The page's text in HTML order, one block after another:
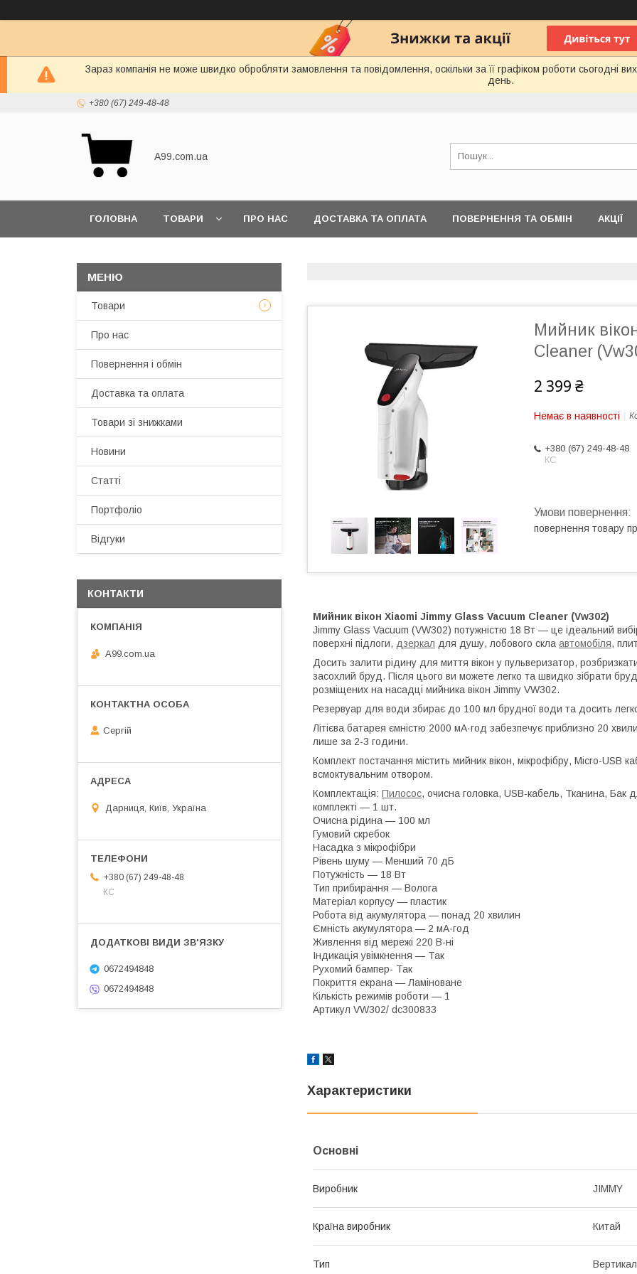
Зараз компанія не може швидко обробляти замовлення та повідомлення, оскільки за її графіком роботи сьогодні
день.
+380 (67) 249-48-48
A99.com.ua
ГОЛОВНА ТОВАРИ ПРО НАС ДОСТАВКА ТА ОПЛАТА ПОВЕРНЕННЯ ТА ОБМІН АКЦІЇ
Мийник
Cleaner
2 399 ₴
Немає в наявності
+380 (67) 249-48-48
КС
повернення товару
Мийник вікон Xiaomi Jimmy Glass Vacuum Cleaner (Vw302)
Jimmy Glass Vacuum (VW302) потужністю 18 Вт — це ідеальний
поверхні підлоги, дзеркал для душу, лобового скла автомобіля,
Досить залити рідину для миття вікон у пульверизатор,
засохлий бруд. Після цього ви можете легко та швидко зібрати
розміщених на насадці мийника вікон Jimmy VW302.
Резервуар для води збирає до 100 мл брудної води та досить
Літієва батарея ємністю 2000 мА·год забезпечує приблизно 20
лише за 2-3 години.
Комплект постачання містить мийник вікон, мікрофібру, Micro-USB
всмоктувальним отвором.
Комплектація: Пилосос, очисна головка, USB-кабель, Тканина, Бак
комплекті — 1 шт.
Очисна рідина — 100 мл
Гумовий скребок
Насадка з мікрофібри
Рівень шуму — Менший 70 дБ
Потужність — 18 Вт
Тип прибирання — Волога
Матеріал корпусу — пластик
Робота від акумулятора — понад 20 хвилин
Ємність акумулятора — 2 мА·год
Живлення від мережі 220 В-ні
Індикація увімкнення — Так
Рухомий бампер- Так
Покриття екрана — Ламіноване
Кількість режимів роботи — 1
Артикул VW302/ dc300833
Характеристики
Основні
Виробник JIMMY
Країна виробник Китай
Тип
Товари
Про нас
Повернення і обмін
Доставка та оплата
Товари зі знижками
Новини
Статті
Портфоліо
Відгуки
КОНТАКТИ
A99.com.ua
Сергій
Дарниця, Київ, Україна
+380 (67) 249-48-48
КС
0672494848
0672494848